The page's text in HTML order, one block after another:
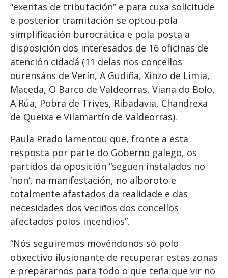
“exentas de tributación” e para cuxa solicitude
e posterior tramitación se optou pola
simplificación burocrática e pola posta a
disposición dos interesados de 16 oficinas de
atención cidadá (11 delas nos concellos
ourensáns de Verín, A Gudiña, Xinzo de Limia,
Maceda, O Barco de Valdeorras, Viana do Bolo,
A Rúa, Pobra de Trives, Ribadavia, Chandrexa
de Queixa e Vilamartín de Valdeorras).
Paula Prado lamentou que, fronte a esta
resposta por parte do Goberno galego, os
partidos da oposición “seguen instalados no
‘non’, na manifestación, no alboroto e
totalmente afastados da realidade e das
necesidades dos veciños dos concellos
afectados polos incendios”.
“Nós seguiremos movéndonos só polo
obxectivo ilusionante de recuperar estas zonas
e prepararnos para todo o que teña que vir no